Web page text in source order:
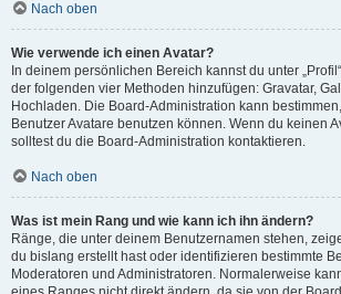
Nach oben
Wie verwende ich einen Avatar?
In deinem persönlichen Bereich kannst du unter
der folgenden vier Methoden hinzufügen: Gravatar,
Hochladen. Die Board-Administration kann
Benutzer Avatare benutzen können. Wenn du keinen
solltest du die Board-Administration kontaktieren.
Nach oben
Was ist mein Rang und wie kann ich ihn ändern?
Ränge, die unter deinem Benutzernamen stehen,
du bislang erstellt hast oder identifizieren bestimmte
Moderatoren und Administratoren. Normalerweise